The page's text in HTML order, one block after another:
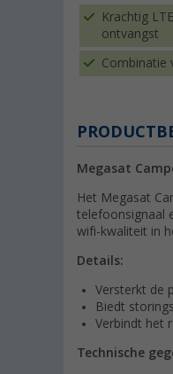
Krachtig
ontvangst
Combinatie
Megasat
Het Megasat
telefoonsignaal
wifi-kwaliteit in
Details:
Versterkt de
Biedt
Verbindt het
Technische